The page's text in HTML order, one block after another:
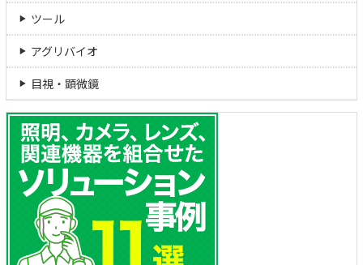
ツール
アグリバイオ
目視・顕微鏡